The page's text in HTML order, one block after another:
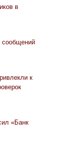
в
сообщений
к
«Банк